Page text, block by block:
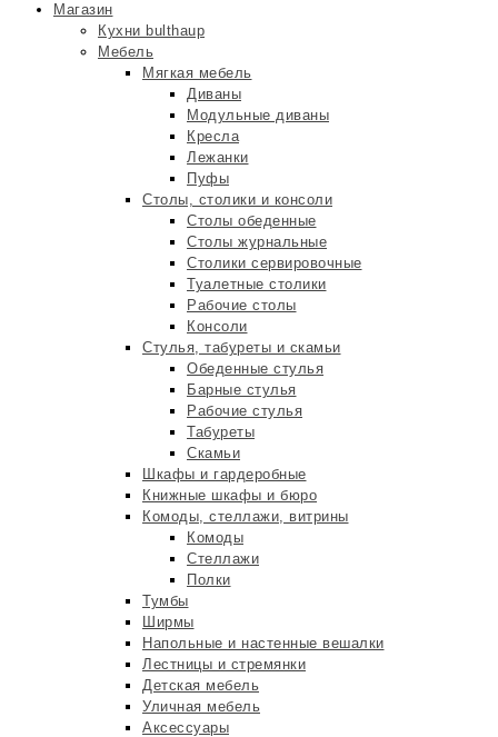
Магазин
Кухни bulthaup
Мебель
Мягкая мебель
Диваны
Модульные диваны
Кресла
Лежанки
Пуфы
Столы, столики и консоли
Столы обеденные
Столы журнальные
Столики сервировочные
Туалетные столики
Рабочие столы
Консоли
Стулья, табуреты и скамьи
Обеденные стулья
Барные стулья
Рабочие стулья
Табуреты
Скамьи
Шкафы и гардеробные
Книжные шкафы и бюро
Комоды, стеллажи, витрины
Комоды
Стеллажи
Полки
Тумбы
Ширмы
Напольные и настенные вешалки
Лестницы и стремянки
Детская мебель
Уличная мебель
Аксессуары